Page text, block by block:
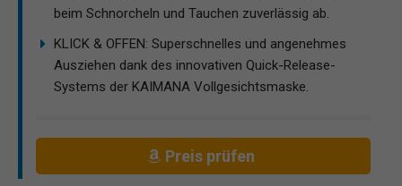
beim Schnorcheln und Tauchen zuverlässig ab.
KLICK & OFFEN: Superschnelles und angenehmes
Ausziehen dank des innovativen Quick-Release-
Systems der KAIMANA Vollgesichtsmaske.
Preis prüfen